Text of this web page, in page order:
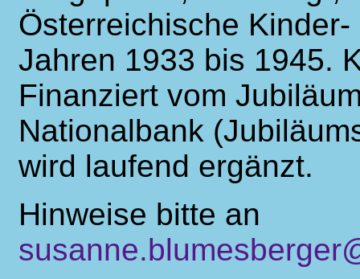
Österreichische
Jahren 1933 bis 1945.
Finanziert vom
Nationalbank
wird laufend ergänzt.
Hinweise bitte an